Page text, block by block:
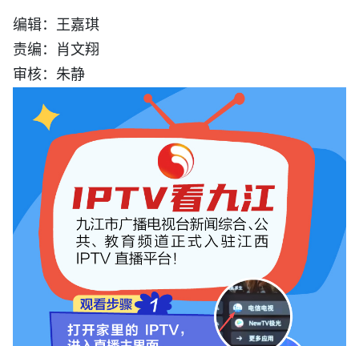
编辑：王嘉琪
责编：肖文翔
审核：朱静